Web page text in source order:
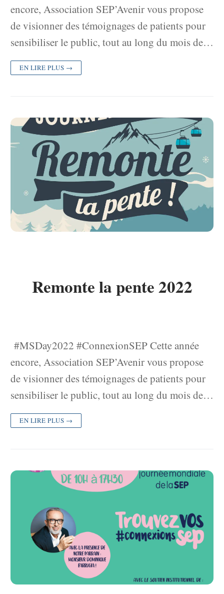
encore, Association SEP’Avenir vous propose
de visionner des témoignages de patients pour
sensibiliser le public, tout au long du mois de…
EN LIRE PLUS →
Remonte la pente 2022
#MSDay2022 #ConnexionSEP Cette année
encore, Association SEP’Avenir vous propose
de visionner des témoignages de patients pour
sensibiliser le public, tout au long du mois de…
EN LIRE PLUS →